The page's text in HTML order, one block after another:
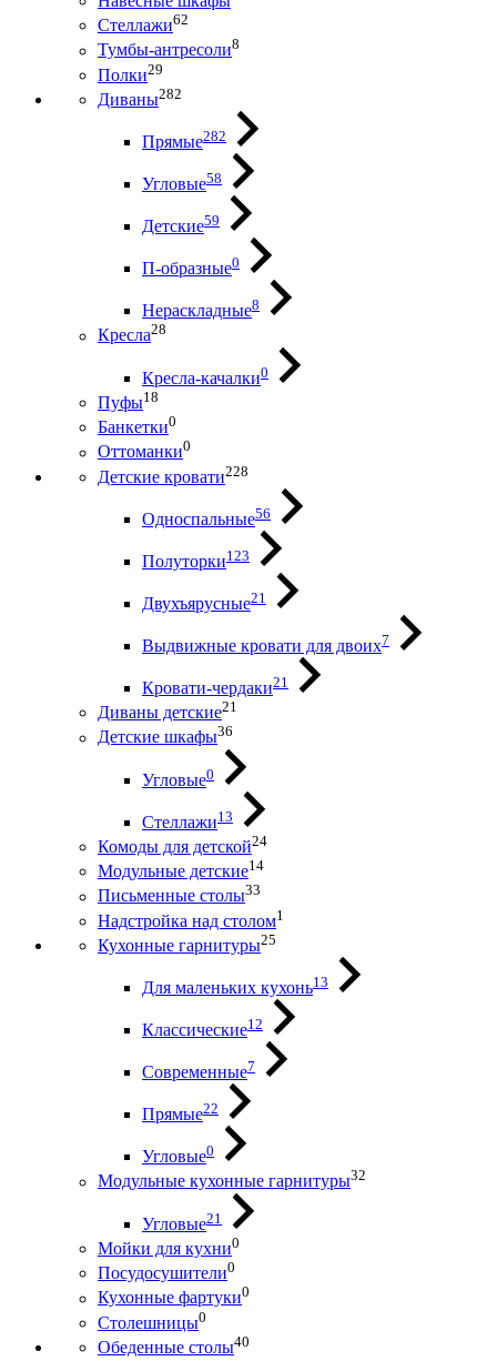
Стеллажи62
Тумбы-антресоли8
Полки29
Диваны282
Прямые282
Угловые58
Детские59
П-образные0
Нераскладные8
Кресла28
Кресла-качалки0
Пуфы18
Банкетки0
Оттоманки0
Детские кровати228
Односпальные56
Полуторки123
Двухъярусные21
Выдвижные кровати для двоих7
Кровати-чердаки21
Диваны детские21
Детские шкафы36
Угловые0
Стеллажи13
Комоды для детской24
Модульные детские14
Письменные столы33
Надстройка над столом1
Кухонные гарнитуры25
Для маленьких кухонь13
Классические12
Современные7
Прямые22
Угловые0
Модульные кухонные гарнитуры32
Угловые21
Мойки для кухни0
Посудосушители0
Кухонные фартуки0
Столешницы0
Обеденные столы40